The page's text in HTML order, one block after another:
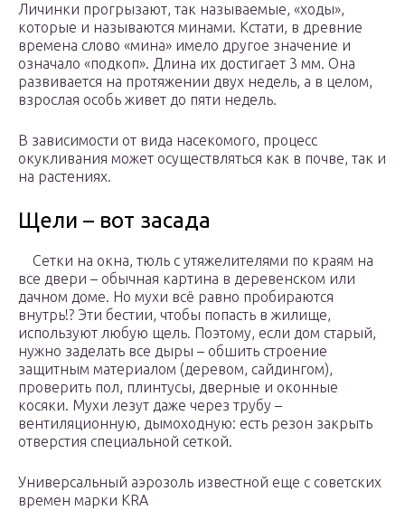
Личинки прогрызают, так называемые, «ходы»,
которые и называются минами. Кстати, в древние
времена слово «мина» имело другое значение и
означало «подкоп». Длина их достигает 3 мм. Она
развивается на протяжении двух недель, а в целом,
взрослая особь живет до пяти недель.
В зависимости от вида насекомого, процесс
окукливания может осуществляться как в почве, так и
на растениях.
Щели – вот засада
Сетки на окна, тюль с утяжелителями по краям на
все двери – обычная картина в деревенском или
дачном доме. Но мухи всё равно пробираются
внутрь!? Эти бестии, чтобы попасть в жилище,
используют любую щель. Поэтому, если дом старый,
нужно заделать все дыры – обшить строение
защитным материалом (деревом, сайдингом),
проверить пол, плинтусы, дверные и оконные
косяки. Мухи лезут даже через трубу –
вентиляционную, дымоходную: есть резон закрыть
отверстия специальной сеткой.
Универсальный аэрозоль известной еще с советских
времен марки KRA